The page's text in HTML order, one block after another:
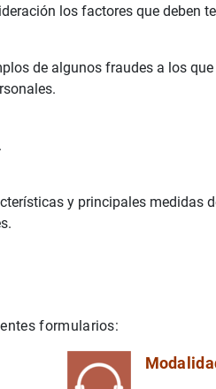
los factores que deben
de algunos fraudes a los
y principales medidas
formularios: